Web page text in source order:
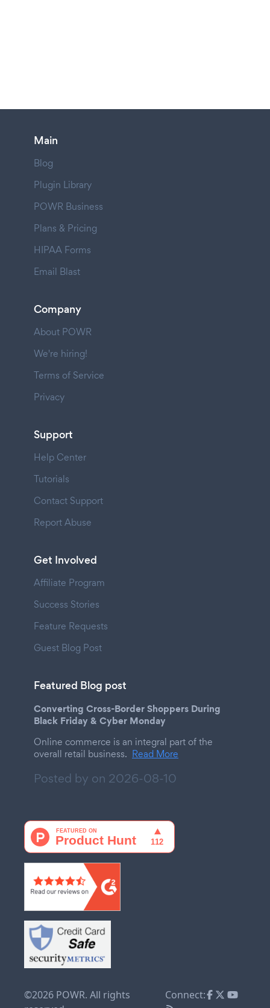
Main
Blog
Plugin Library
POWR Business
Plans & Pricing
HIPAA Forms
Email Blast
Company
About POWR
We're hiring!
Terms of Service
Privacy
Support
Help Center
Tutorials
Contact Support
Report Abuse
Get Involved
Affiliate Program
Success Stories
Feature Requests
Guest Blog Post
Featured Blog post
Converting Cross-Border Shoppers During
Black Friday & Cyber Monday
Online commerce is an integral part of the
overall retail business. Read More
Posted by on 2026-08-10
©2026 POWR. All rights
Connect: